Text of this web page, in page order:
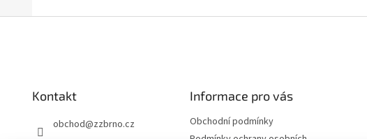
Kontakt
obchod@zzbrno.cz
Informace pro vás
Obchodní podmínky